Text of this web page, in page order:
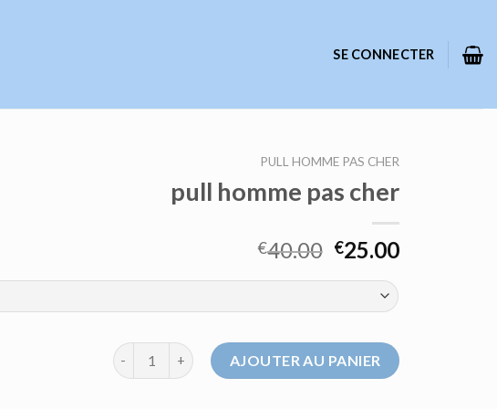
SE CONNECTER
PULL HOMME PAS CHER
pull homme pas cher
€40.00 €25.00
quantité de pull homme pas cherAJOUTER AU PANIER